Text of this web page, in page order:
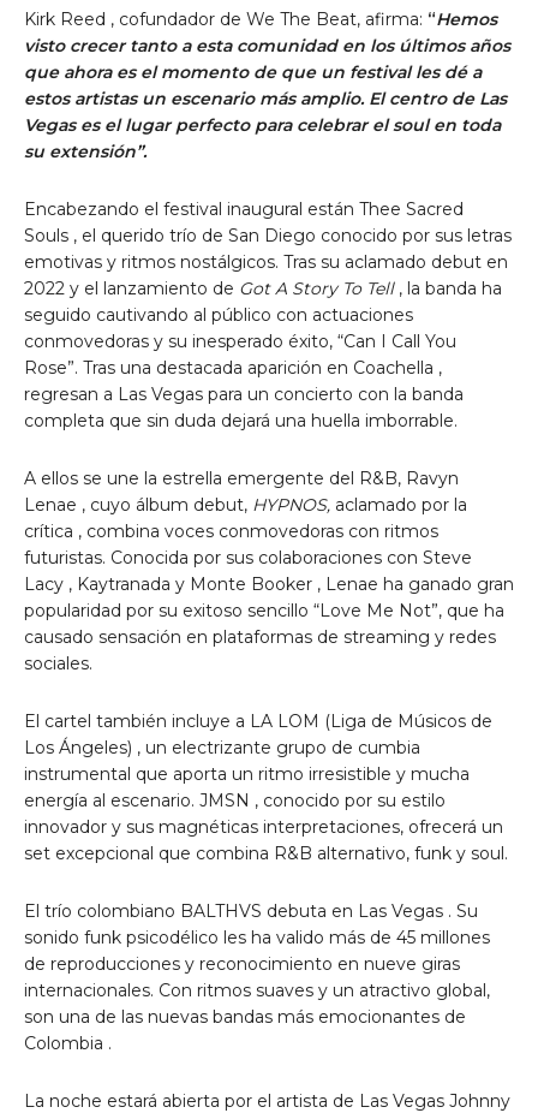
Kirk Reed , cofundador de We The Beat, afirma: “Hemos
visto crecer tanto a esta comunidad en los últimos años
que ahora es el momento de que un festival les dé a
estos artistas un escenario más amplio. El centro de Las
Vegases el lugar perfecto para celebrar el soul en toda
su extensión”.
Encabezando el festival inaugural están Thee Sacred
Souls , el querido trío de San Diego conocido por sus letras
emotivas y ritmos nostálgicos. Tras su aclamado debut en
2022 y el lanzamiento de Got A Story To Tell, la banda ha
seguido cautivando al público con actuaciones
conmovedoras y su inesperado éxito, “Can I Call You
Rose”. Tras una destacada aparición en Coachella ,
regresan a Las Vegas para un concierto con la banda
completa que sin duda dejará una huella imborrable.
A ellos se une la estrella emergente del R&B, Ravyn
Lenae , cuyo álbum debut, HYPNOS, aclamado por la
crítica , combina voces conmovedoras con ritmos
futuristas. Conocida por sus colaboraciones con Steve
Lacy , Kaytranada y Monte Booker , Lenae ha ganado gran
popularidad por su exitoso sencillo “Love Me Not”, que ha
causado sensación en plataformas de streaming y redes
sociales.
El cartel también incluye a LA LOM (Liga de Músicos de
Los Ángeles) , un electrizante grupo de cumbia
instrumental que aporta un ritmo irresistible y mucha
energía al escenario. JMSN , conocido por su estilo
innovador y sus magnéticas interpretaciones, ofrecerá un
set excepcional que combina R&B alternativo, funk y soul.
El trío colombiano BALTHVS debuta en Las Vegas . Su
sonido funk psicodélico les ha valido más de 45 millones
de reproducciones y reconocimiento en nueve giras
internacionales. Con ritmos suaves y un atractivo global,
son una de las nuevas bandas más emocionantes de
Colombia .
La noche estará abierta por el artista de Las Vegas Johnny